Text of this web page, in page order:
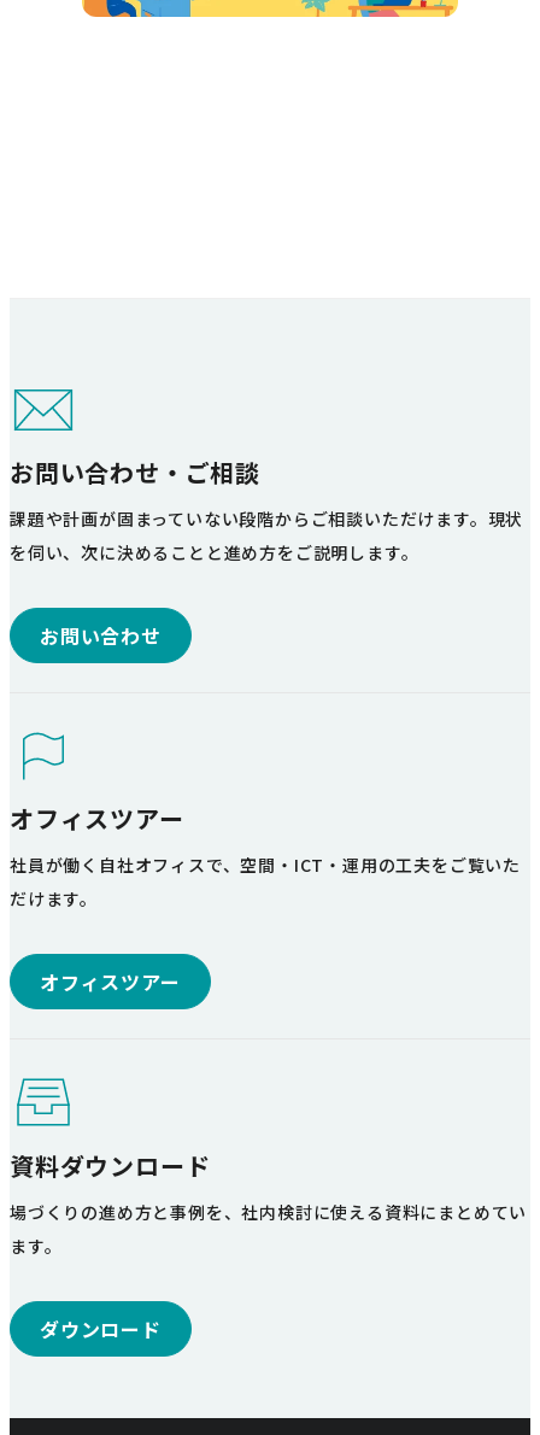
お問い合わせ・ご相談
課題や計画が固まっていない段階からご相談いただけます。現状
を伺い、次に決めることと進め方をご説明します。
お問い合わせ
オフィスツアー
社員が働く自社オフィスで、空間・ICT・運用の工夫をご覧いた
だけます。
オフィスツアー
資料ダウンロード
場づくりの進め方と事例を、社内検討に使える資料にまとめてい
ます。
ダウンロード